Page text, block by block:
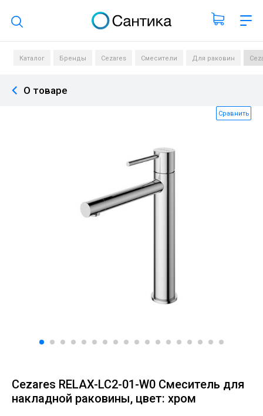
Поиск по каталогу
Каталог Бренды Cezares Смесители Для раковин
О товаре
Сравнить
Cezares RELAX-LC2-01-W0 Смеситель для
накладной раковины, цвет: хром